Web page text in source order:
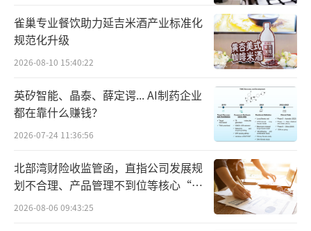
在致敬海（四川）餐饮有限责任公司中，
三位主要人员包括唐兰英（监事）、张凡（董
事）、付谦毅（经理）。据企查查显示，唐兰
付谦毅除了与举高高关联，还与一围的多家实
体有关，包括担任一围肥（上海）餐饮有限公
司的法定代表人、董事、财务负责人。
资料显示，一围是与“举高高”相似的业
态，其曾被称为“火锅界瑞幸”，2023年8月开
雀巢专业餐饮助力延吉米酒产业标准化
规范化升级
2026-08-10 15:40:22
英矽智能、晶泰、薛定谔... AI制药企业
都在靠什么赚钱？
2026-07-24 11:36:56
北部湾财险收监管函，直指公司发展规
划不合理、产品管理不到位等核心“痛
点”
2026-08-06 09:43:25